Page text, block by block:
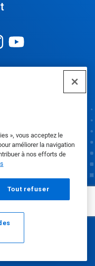
», vous acceptez le
améliorer la navigation
à nos efforts de
Tout refuser
Appelez
d'utilisation